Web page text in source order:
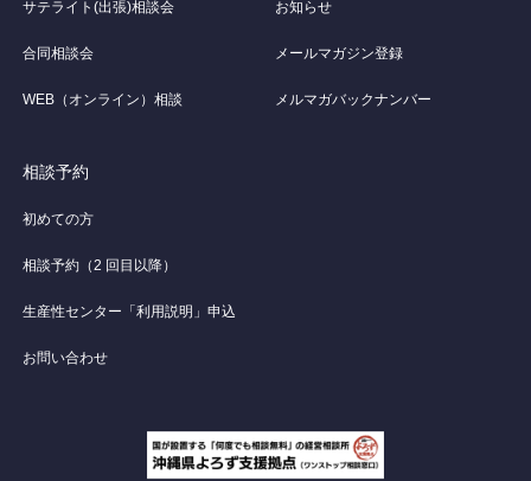
サテライト(出張)相談会
合同相談会
WEB（オンライン）相談
お知らせ
メールマガジン登録
メルマガバックナンバー
相談予約
初めての方
相談予約（2 回目以降）
生産性センター「利用説明」申込
お問い合わせ